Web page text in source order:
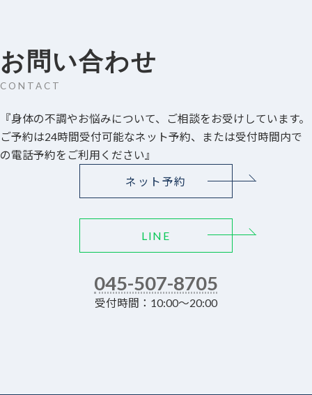
お問い合わせ
CONTACT
『身体の不調やお悩みについて、ご相談をお受けしています。
ご予約は24時間受付可能なネット予約、または受付時間内で
の電話予約をご利用ください』
ネット予約
LINE
045-507-8705
受付時間：10:00～20:00